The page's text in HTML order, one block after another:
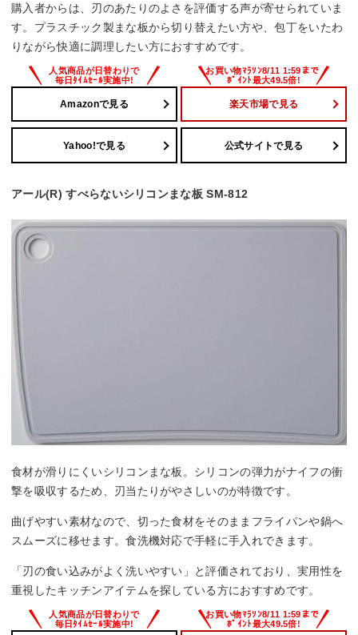
購入者からは、刃のあたりのよさを評価する声が寄せられていま
す。プラスチック製まな板から切り替えたい方や、包丁をいたわ
りながら快適に調理したい方におすすめです。
Amazonで見る 楽天市場で見る
Yahoo!で見る 公式サイトで見る
アール(R) すべらないシリコンまな板 SM-812
食材が滑りにくいシリコンまな板。シリコンの弾力がナイフの衝
撃を吸収するため、刃当たりがやさしいのが特徴です。
曲げやすい素材なので、切った食材をそのままフライパンや鍋へ
スムーズに移せます。食洗機対応で手軽に手入れできます。
「刃の食い込みがよく洗いやすい」と評価されており、実用性を
重視したキッチンアイテムを探している方におすすめです。